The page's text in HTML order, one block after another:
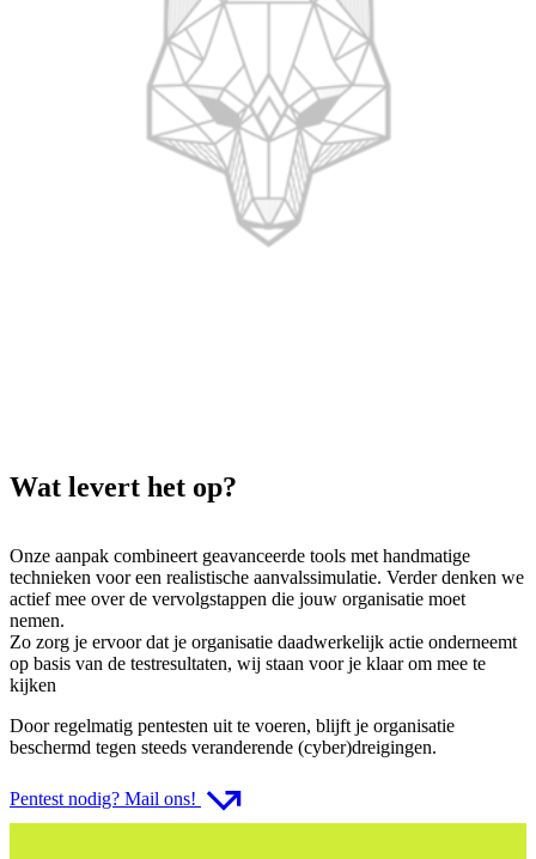
Wat levert het op?
Onze aanpak combineert geavanceerde tools met handmatige
technieken voor een realistische aanvalssimulatie. Verder denken we
actief mee over de vervolgstappen die jouw organisatie moet
nemen.
Zo zorg je ervoor dat je organisatie daadwerkelijk actie onderneemt
op basis van de testresultaten, wij staan voor je klaar om mee te
kijken
Door regelmatig pentesten uit te voeren, blijft je organisatie
beschermd tegen steeds veranderende (cyber)dreigingen.
Pentest nodig? Mail ons!